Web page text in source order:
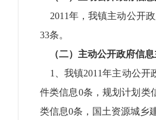
2011年，我镇主动公开
33条。
（二）主动公开政府信
1、我镇2011年主动公开
件类信息0条，规划计划类
类信息0条，国土资源城乡